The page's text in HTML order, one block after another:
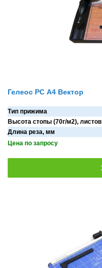
Гелеос РС А4 Вектор
Тип прижима
Высота стопы (70г/м2), листов
Длина реза, мм
Цена по запросу